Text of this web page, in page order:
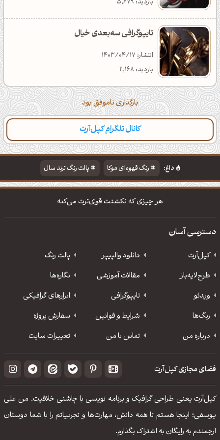
تایپوگرافی سه‌بعدی خیال
انتشار: 1403/04/17
بازدید: 2,168
بارگذاری ناموفق بود
کانال تلگرام کپل‌آرت
داغ: رنگ قهوه‌ای موکا
پالت رنگ ترند سال
دانلود والپیپر مذهبی
تایپوگرافی شعر مولانا
هر چیزی که نکشتت قوی‌ترت می‌کنه
دسترسی آسان
کپل‌آرت دانلود‌ والپیپر
پالت رنگ
طرح‌لایه‌باز
مقالات آموزشی
نگاره‌ها
ویدئو
‌تایپوگرافی
ابزارهای گرافیکی
رنگ‌ها
شرایط و قوانین
سفارش پروژه
درباره من
تماس با من تغییرات سایت
فضای مجازی کپل‌آرت
کپل‌آرت یعنی طراحی گرافیک و برنامه نویسی با چاشنی خلاقیت. من علی
یوسفی؛ اینجا هستم تا همه دانش، مهارت‌‌ها و تجربیاتم را با شما دوستان
ارجمندم به رایگان به اشتراک بگذارم.